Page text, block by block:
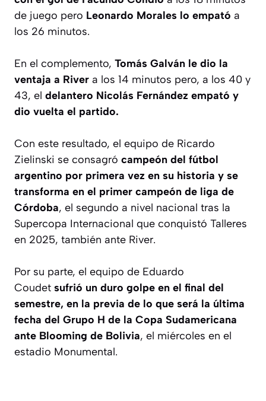
de juego pero Leonardo Morales lo empató a
los 26 minutos.
En el complemento, Tomás Galván le dio la
ventaja a River a los 14 minutos pero, a los 40 y
43, el delantero Nicolás Fernández empató y
dio vuelta el partido.
Con este resultado, el equipo de Ricardo
Zielinski se consagró campeón del fútbol
argentino por primera vez en su historia y se
transforma en el primer campeón de liga de
Córdoba, el segundo a nivel nacional tras la
Supercopa Internacional que conquistó Talleres
en 2025, también ante River.
Por su parte, el equipo de Eduardo
Coudet sufrió un duro golpe en el final del
semestre, en la previa de lo que será la última
fecha del Grupo H de la Copa Sudamericana
ante Blooming de Bolivia, el miércoles en el
estadio Monumental.